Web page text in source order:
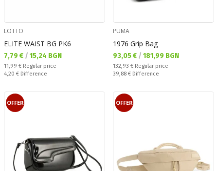
LOTTO
ELITE WAIST BG PK6
Текуща цена:
7,79 € / 15,24 BGN
Regular price:
11,99 € Regular price
Спестявате:
4,20 € Difference
PUMA
1976 Grip Bag
Текуща цена:
93,05 € / 181,99 BGN
Regular price:
132,93 € Regular price
Спестявате:
39,88 € Difference
OFFER OFFER